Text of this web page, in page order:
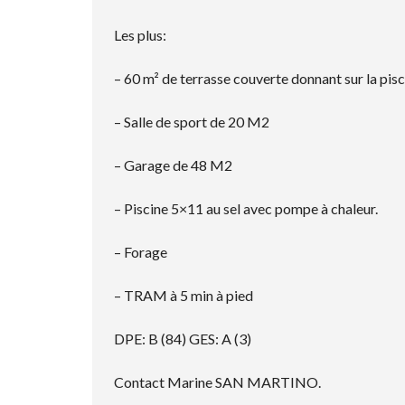
Les plus:
– 60 m² de terrasse couverte donnant sur la
– Salle de sport de 20 M2
– Garage de 48 M2
– Piscine 5×11 au sel avec pompe à chaleur.
– Forage
– TRAM à 5 min à pied
DPE: B (84) GES: A (3)
Contact Marine SAN MARTINO.